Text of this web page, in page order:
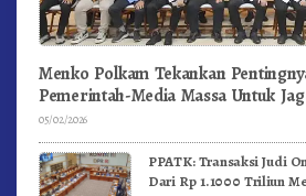
Menko Polkam Tekankan
Pemerintah-Media Massa Untuk
05/02/2026
PPATK: Transaksi Judi
Dari Rp 1.1000 Triliun